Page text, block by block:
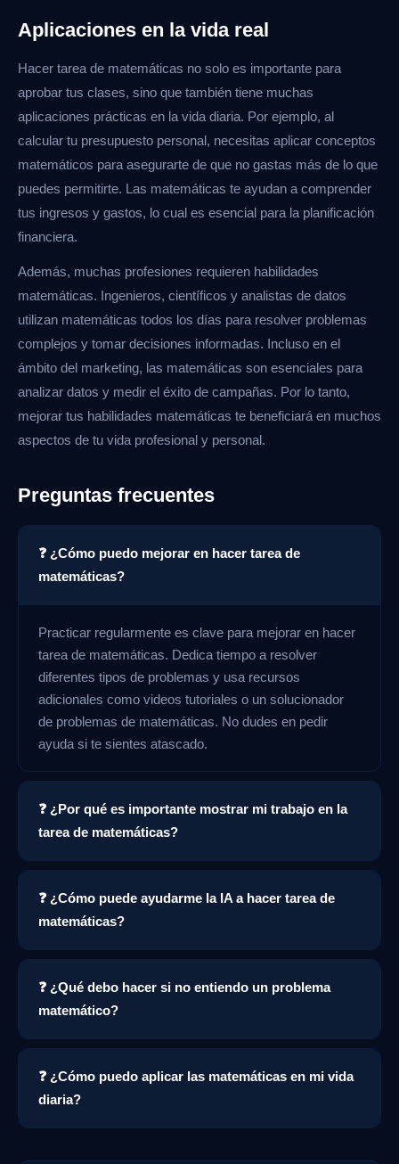
Aplicaciones en la vida real
Hacer tarea de matemáticas no solo es importante para
aprobar tus clases, sino que también tiene muchas
aplicaciones prácticas en la vida diaria. Por ejemplo, al
calcular tu presupuesto personal, necesitas aplicar conceptos
matemáticos para asegurarte de que no gastas más de lo que
puedes permitirte. Las matemáticas te ayudan a comprender
tus ingresos y gastos, lo cual es esencial para la planificación
financiera.
Además, muchas profesiones requieren habilidades
matemáticas. Ingenieros, científicos y analistas de datos
utilizan matemáticas todos los días para resolver problemas
complejos y tomar decisiones informadas. Incluso en el
ámbito del marketing, las matemáticas son esenciales para
analizar datos y medir el éxito de campañas. Por lo tanto,
mejorar tus habilidades matemáticas te beneficiará en muchos
aspectos de tu vida profesional y personal.
Preguntas frecuentes
❓ ¿Cómo puedo mejorar en hacer tarea de
matemáticas?
Practicar regularmente es clave para mejorar en hacer
tarea de matemáticas. Dedica tiempo a resolver
diferentes tipos de problemas y usa recursos
adicionales como videos tutoriales o un solucionador
de problemas de matemáticas. No dudes en pedir
ayuda si te sientes atascado.
❓ ¿Por qué es importante mostrar mi trabajo en la
tarea de matemáticas?
❓ ¿Cómo puede ayudarme la IA a hacer tarea de
matemáticas?
❓ ¿Qué debo hacer si no entiendo un problema
matemático?
❓ ¿Cómo puedo aplicar las matemáticas en mi vida
diaria?